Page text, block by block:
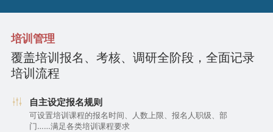
培训管理
覆盖培训报名、考核、调研全阶段，全面记录
培训流程
自主设定报名规则
可设置培训课程的报名时间、人数上限、报名人职级、部
门……满足各类培训课程要求